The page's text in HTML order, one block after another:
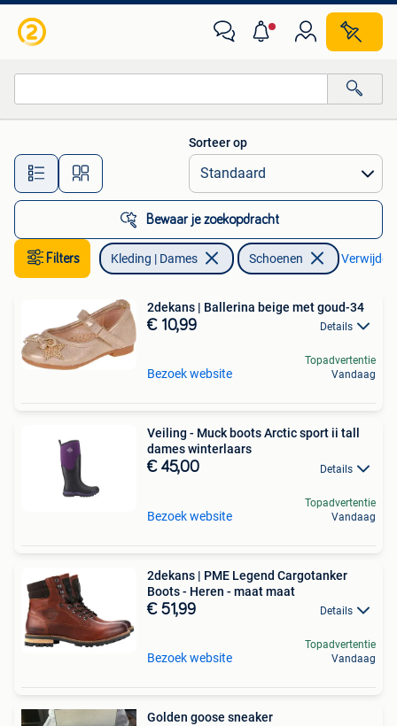
Alle afstanden…
Sorteer op
Bewaar je zoekopdracht
Filters Kleding | Dames Schoenen Verwijder
2dekans | Ballerina beige met goud-34
€ 10,99 Details
Bezoek website
Topadvertentie
Vandaag
Veiling - Muck boots Arctic sport ii tall
dames winterlaars
€ 45,00 Details
Bezoek website
Topadvertentie
Vandaag
2dekans | PME Legend Cargotanker
Boots - Heren - maat maat
€ 51,99 Details
Bezoek website
Topadvertentie
Vandaag
Golden goose sneaker